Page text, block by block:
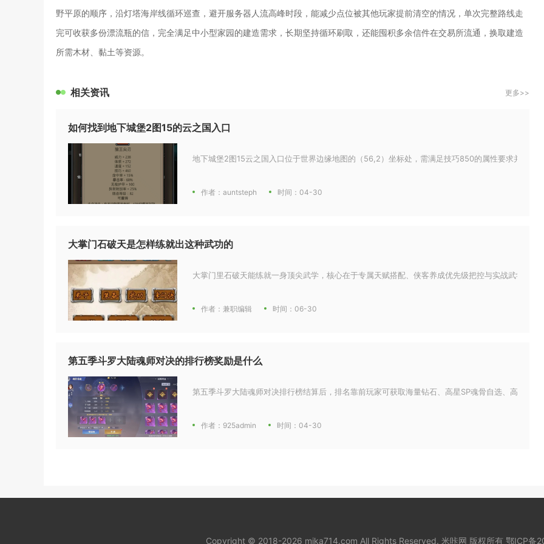
野平原的顺序，沿灯塔海岸线循环巡查，避开服务器人流高峰时段，能减少点位被其他玩家提前清空的情况，单次完整路线走
完可收获多份漂流瓶的信，完全满足中小型家园的建造需求，长期坚持循环刷取，还能囤积多余信件在交易所流通，换取建造
所需木材、黏土等资源。
相关资讯 更多>>
如何找到地下城堡2图15的云之国入口
地下城堡2图15云之国入口位于世界边缘地图的（56,2）坐标处，需满足技巧850的属性要求并携带
作者：auntsteph 时间：04-30
大掌门石破天是怎样练就出这种武功的
大掌门里石破天能练就一身顶尖武学，核心在于专属天赋搭配、侠客养成优先级把控与实战武学联动
作者：兼职编辑 时间：06-30
第五季斗罗大陆魂师对决的排行榜奖励是什么
第五季斗罗大陆魂师对决排行榜结算后，排名靠前玩家可获取海量钻石、高星SP魂骨自选、高年份拟
作者：925admin 时间：04-30
Copyright © 2018-2026 mika714.com All Rights Reserved. 米咔网 版权所有 鄂ICP备